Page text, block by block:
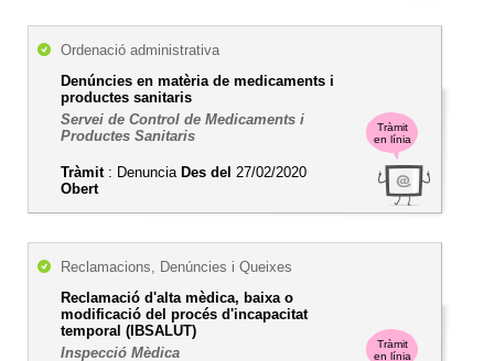
Tràmit
en línia
Ordenació administrativa
Denúncies en matèria de medicaments i
productes sanitaris
Servei de Control de Medicaments i
Productes Sanitaris
Tràmit: Denuncia Des del 27/02/2020
Obert
Tràmit
en línia
Reclamacions, Denúncies i Queixes
Reclamació d'alta mèdica, baixa o
modificació del procés d'incapacitat
temporal (IBSALUT)
Inspecció Mèdica